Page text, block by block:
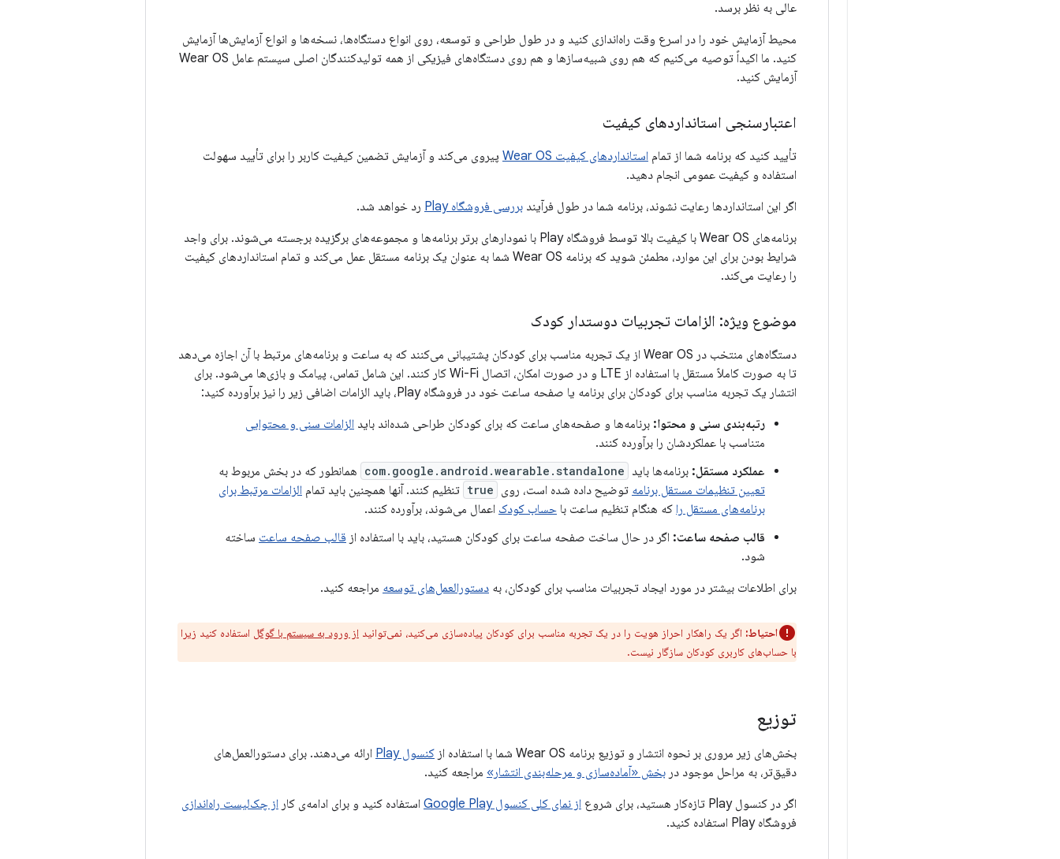
عالی به نظر برسد.
محیط آزمایش خود را در اسرع وقت راه‌اندازی کنید و در طول طراحی و توسعه، روی انواع دستگاه‌ها، نسخه‌ها و انواع آزمایش‌ها آزمایش
کنید. ما اکیداً توصیه می‌کنیم که هم روی شبیه‌سازها و هم روی دستگاه‌های فیزیکی از همه تولیدکنندگان اصلی سیستم عامل Wear OS
آزمایش کنید.
اعتبارسنجی استانداردهای کیفیت
تأیید کنید که برنامه شما از تمام استانداردهای کیفیت Wear OS
پیروی می‌کند و آزمایش تضمین کیفیت کاربر را برای تأیید سهولت
استفاده و کیفیت عمومی انجام دهید.
اگر این استانداردها رعایت نشوند، برنامه شما در طول فرآیند بررسی فروشگاه Play
رد خواهد شد.
برنامه‌های Wear OS با کیفیت بالا توسط فروشگاه Play با نمودارهای برتر برنامه‌ها و مجموعه‌های برگزیده برجسته می‌شوند. برای واجد
شرایط بودن برای این موارد، مطمئن شوید که برنامه Wear OS شما به عنوان یک برنامه مستقل عمل می‌کند و تمام استانداردهای کیفیت
را رعایت می‌کند.
موضوع ویژه: الزامات تجربیات دوستدار کودک
دستگاه‌های منتخب در Wear OS از یک تجربه مناسب برای کودکان پشتیبانی می‌کنند که به ساعت و برنامه‌های مرتبط با آن اجازه می‌دهد
تا به صورت کاملاً مستقل با استفاده از LTE و در صورت امکان، اتصال Wi-Fi کار کنند. این شامل تماس، پیامک و بازی‌ها می‌شود. برای
انتشار یک تجربه مناسب برای کودکان برای برنامه یا صفحه ساعت خود در فروشگاه Play، باید الزامات اضافی زیر را نیز برآورده کنید:
رتبه‌بندی سنی و محتوا: برنامه‌ها و صفحه‌های ساعت که برای کودکان طراحی شده‌اند باید الزامات سنی و محتوایی
متناسب با عملکردشان را برآورده کنند.
عملکرد مستقل: برنامه‌ها باید com.google.android.wearable.standalone همانطور که در بخش مربوط به
تعیین تنظیمات مستقل برنامه توضیح داده شده است، روی true تنظیم کنند. آنها همچنین باید تمام الزامات مرتبط برای
برنامه‌های مستقل را که هنگام تنظیم ساعت با حساب کودک اعمال می‌شوند، برآورده کنند.
قالب صفحه ساعت: اگر در حال ساخت صفحه ساعت برای کودکان هستید، باید با استفاده از قالب صفحه ساعت ساخته
شود.
برای اطلاعات بیشتر در مورد ایجاد تجربیات مناسب برای کودکان، به دستورالعمل‌های توسعه مراجعه کنید.
احتیاط: اگر یک راهکار احراز هویت را در یک تجربه مناسب برای کودکان پیاده‌سازی می‌کنید، نمی‌توانید از ورود به سیستم با گوگل استفاده کنید زیرا
با حساب‌های کاربری کودکان سازگار نیست.
توزیع
بخش‌های زیر مروری بر نحوه انتشار و توزیع برنامه Wear OS شما با استفاده از کنسول Play
ارائه می‌دهند. برای دستورالعمل‌های
دقیق‌تر، به مراحل موجود در بخش «آماده‌سازی و مرحله‌بندی انتشار» مراجعه کنید.
اگر در کنسول Play تازه‌کار هستید، برای شروع
از نمای کلی کنسول Google Play استفاده کنید و برای ادامه‌ی کار از چک‌لیست راه‌اندازی
فروشگاه Play استفاده کنید.